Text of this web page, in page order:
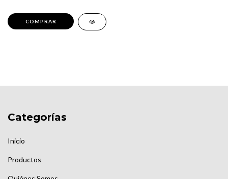
Categorías
Inicio
Productos